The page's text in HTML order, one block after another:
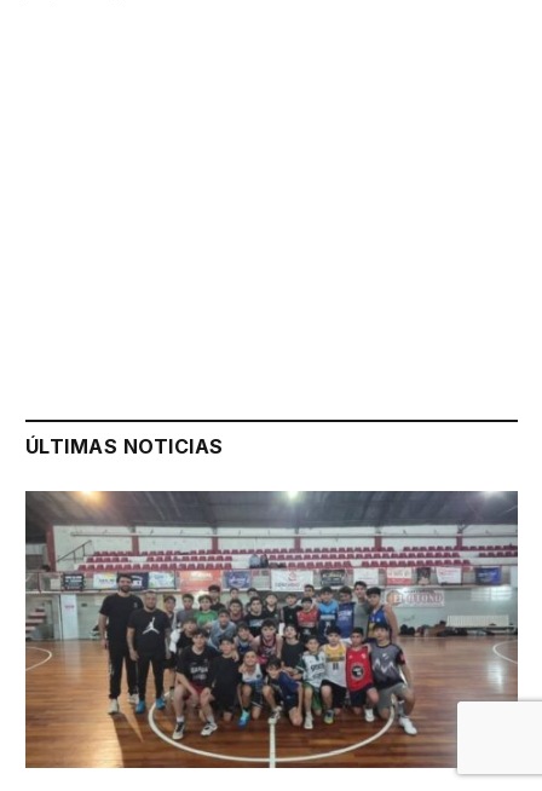
ÚLTIMAS NOTICIAS